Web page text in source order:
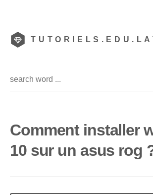
Comment installer
10 sur un asus rog